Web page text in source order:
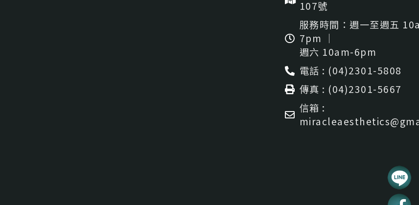
107號
服務時間：週一至週五
7pm ｜
週六 10am-6pm
電話 : (04)2301-5808
傳真 : (04)2301-5667
信箱 :